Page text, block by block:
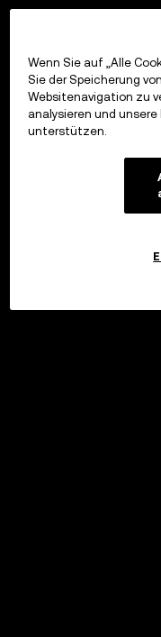
Wenn Sie auf „Alle
Sie der Speicherung
Websitenavigation zu
analysieren und
unterstützen.